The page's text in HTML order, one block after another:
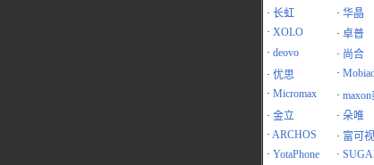
· 长虹 · 华晶
· XOLO · 卓普
· deovo · 尚合
· 优思 ·
· Micromax ·
· 金立 · 朵唯
· ARCHOS · 富可视
· YotaPhone ·